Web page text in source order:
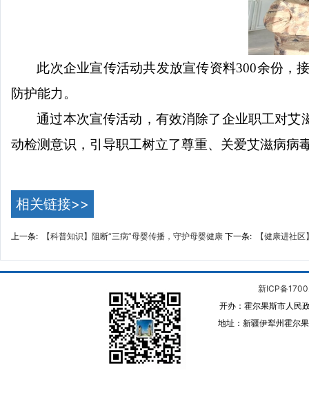
此次企业宣传活动共发放宣传资料300余份，
防护能力。
通过本次宣传活动，有效消除了企业职工对
动检测意识，引导职工树立了尊重、关爱艾滋病病
相关链接>>
上一条: 【科普知识】阻断“三病”母婴传播，守护母婴健康 下一条: 【健康进社
新ICP备
开办：霍尔果斯市人民
地址：新疆伊犁州霍